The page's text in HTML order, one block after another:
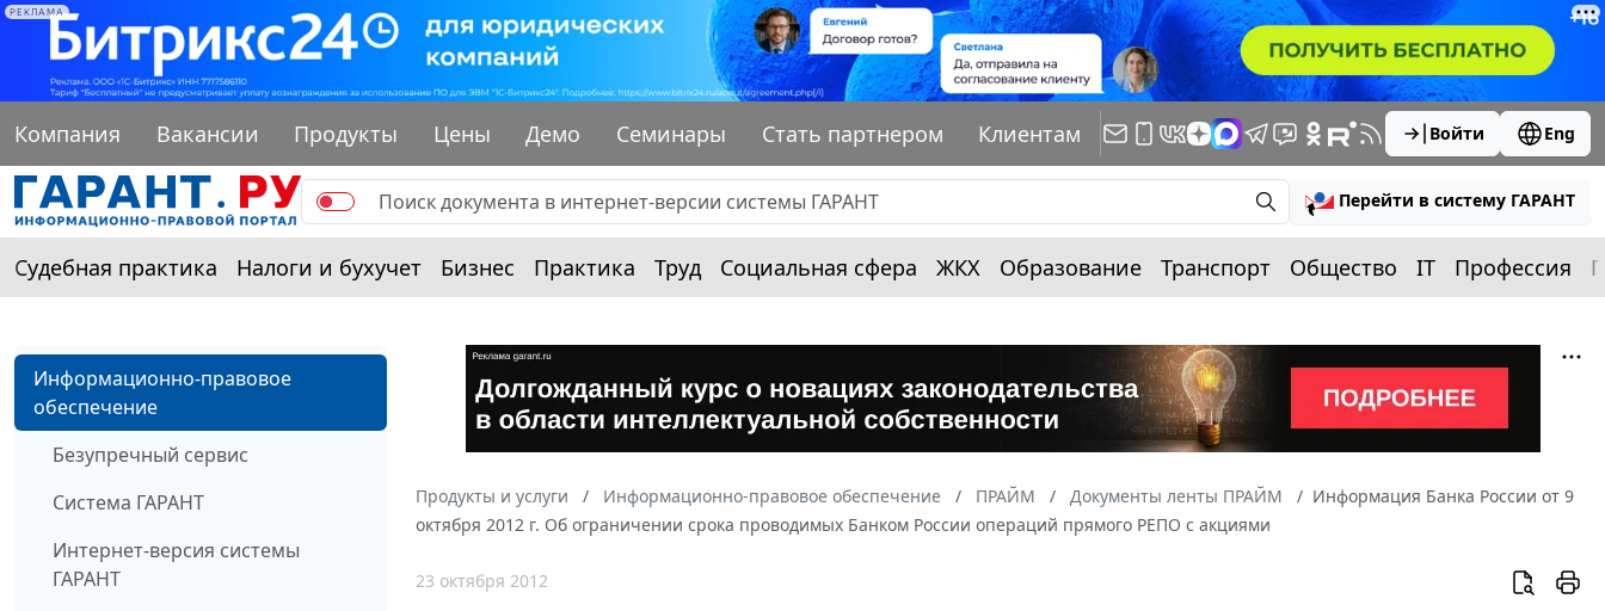
РЕКЛАМА
Компания Вакансии Продукты Цены Демо Семинары Стать партнером Клиентам Войти Eng
Перейти в систему ГАРАНТ
Судебная практика Налоги и бухучет Бизнес Практика Труд Социальная сфера ЖКХ Образование Транспорт Общество IT Профессия
Информационно-правовое
обеспечение
Безупречный сервис
Система ГАРАНТ
Интернет-версия системы
ГАРАНТ
Продукты и услуги Информационно-правовое обеспечение ПРАЙМ Документы ленты ПРАЙМ
Информация Банка России от 9
октября 2012 г. Об ограничении срока проводимых Банком России операций прямого РЕПО с акциями
23 октября 2012